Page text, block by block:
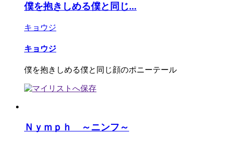
僕を抱きしめる僕と同じ...
キョウジ
キョウジ
僕を抱きしめる僕と同じ顔のポニーテール
Ｎｙｍｐｈ ～ニンフ～